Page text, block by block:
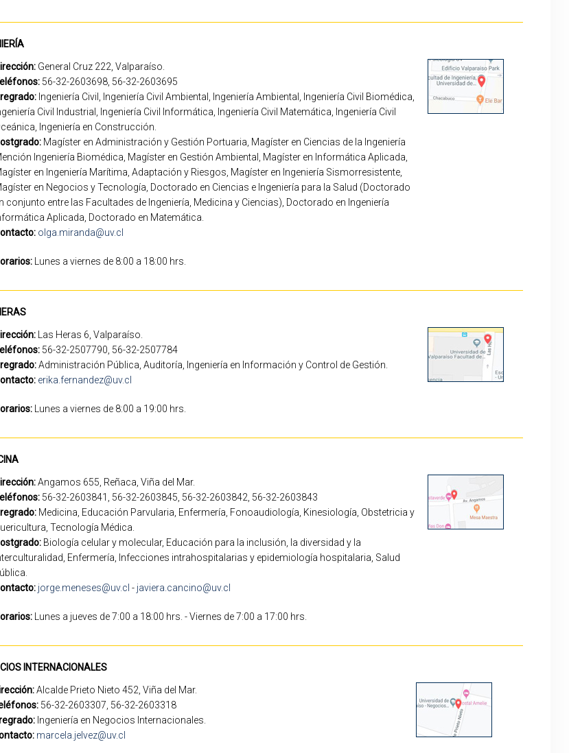
General Cruz 222, Valparaíso.
56-32-2603698, 56-32-2603695
Ingeniería Civil, Ingeniería Civil Ambiental, Ingeniería Ambiental, Ingeniería Civil Biomédica,
Civil Industrial, Ingeniería Civil Informática, Ingeniería Civil Matemática, Ingeniería Civil
Ingeniería en Construcción.
Magíster en Administración y Gestión Portuaria, Magíster en Ciencias de la Ingeniería
Ingeniería Biomédica, Magíster en Gestión Ambiental, Magíster en Informática Aplicada,
en Ingeniería Marítima, Adaptación y Riesgos, Magíster en Ingeniería Sismorresistente,
en Negocios y Tecnología, Doctorado en Ciencias e Ingeniería para la Salud (Doctorado
conjunto entre las Facultades de Ingeniería, Medicina y Ciencias), Doctorado en Ingeniería
Aplicada, Doctorado en Matemática.
olga.miranda@uv.cl
Lunes a viernes de 8:00 a 18:00 hrs.
Las Heras 6, Valparaíso.
56-32-2507790, 56-32-2507784
Administración Pública, Auditoría, Ingeniería en Información y Control de Gestión.
erika.fernandez@uv.cl
Lunes a viernes de 8:00 a 19:00 hrs.
Angamos 655, Reñaca, Viña del Mar.
56-32-2603841, 56-32-2603845, 56-32-2603842, 56-32-2603843
Medicina, Educación Parvularia, Enfermería, Fonoaudiología, Kinesiología, Obstetricia y
Tecnología Médica.
Biología celular y molecular, Educación para la inclusión, la diversidad y la
Enfermería, Infecciones intrahospitalarias y epidemiología hospitalaria, Salud
jorge.meneses@uv.cl - javiera.cancino@uv.cl
Lunes a jueves de 7:00 a 18:00 hrs. - Viernes de 7:00 a 17:00 hrs.
INTERNACIONALES
Alcalde Prieto Nieto 452, Viña del Mar.
56-32-2603307, 56-32-2603318
Ingeniería en Negocios Internacionales.
marcela.jelvez@uv.cl